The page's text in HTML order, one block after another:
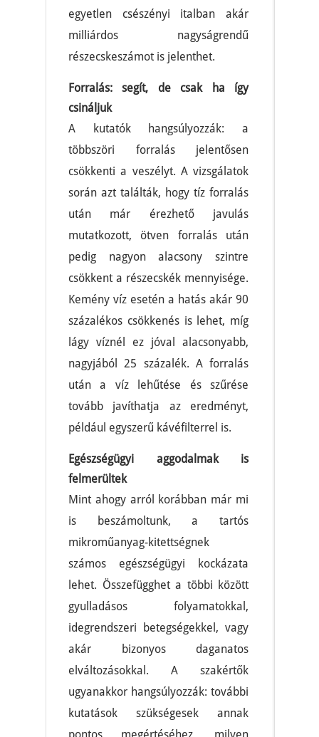
egyetlen csészényi italban akár
milliárdos nagyságrendű
részecskeszámot is jelenthet.
Forralás: segít, de csak ha így
csináljuk
A kutatók hangsúlyozzák: a
többszöri forralás jelentősen
csökkenti a veszélyt. A vizsgálatok
során azt találták, hogy tíz forralás
után már érezhető javulás
mutatkozott, ötven forralás után
pedig nagyon alacsony szintre
csökkent a részecskék mennyisége.
Kemény víz esetén a hatás akár 90
százalékos csökkenés is lehet, míg
lágy víznél ez jóval alacsonyabb,
nagyjából 25 százalék. A forralás
után a víz lehűtése és szűrése
tovább javíthatja az eredményt,
például egyszerű kávéfilterrel is.
Egészségügyi aggodalmak is
felmerültek
Mint ahogy arról korábban már mi
is beszámoltunk, a tartós
mikroműanyag-kitettségnek
számos egészségügyi kockázata
lehet. Összefügghet a többi között
gyulladásos folyamatokkal,
idegrendszeri betegségekkel, vagy
akár bizonyos daganatos
elváltozásokkal. A szakértők
ugyanakkor hangsúlyozzák: további
kutatások szükségesek annak